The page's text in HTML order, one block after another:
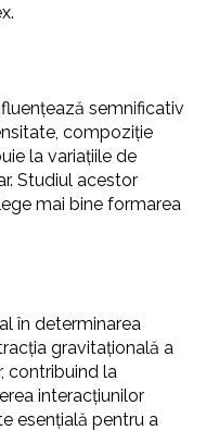
semnificativ
compoziție
la variațiile de
Studiul acestor
mai bine formarea
în determinarea
gravitațională a
contribuind la
interacțiunilor
esențială pentru a